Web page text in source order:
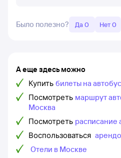
Было полезно? Да 0 Нет 0
А еще здесь можно
Купить билеты на
Посмотреть маршрут
Москва
Посмотреть расписание
Воспользоваться
Отели в Москве